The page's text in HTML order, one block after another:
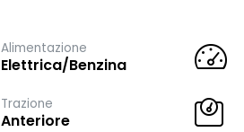
Alimentazione
Elettrica/Benzina
Trazione
Anteriore